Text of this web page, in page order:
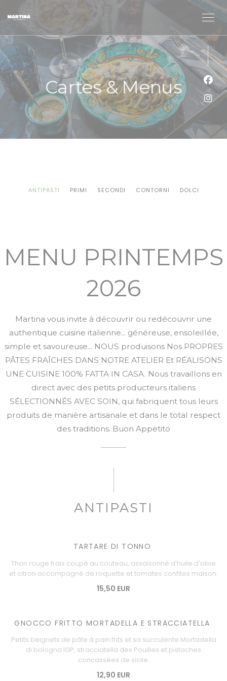
Cartes & Menus
ANTIPASTI PRIMI SECONDI CONTORNI DOLCI
MENU PRINTEMPS
2026
Martina vous invite à découvrir ou redécouvrir une
authentique cuisine italienne... généreuse, ensoleillée,
simple et savoureuse... NOUS produisons Nos PROPRES
PÂTES FRAÎCHES DANS NOTRE ATELIER Et RÉALISONS
UNE CUISINE 100% FATTA IN CASA. Nous travaillons en
direct avec des petits producteurs italiens
SÉLECTIONNÉS AVEC SOIN, qui fabriquent tous leurs
produits de manière artisanale et dans le total respect
des traditions. Buon Appetito
ANTIPASTI
TARTARE DI TONNO
Thon rouge frais coupé au couteau, assaisonné d'huile d'olive
et citron accompagné de roquette et tomates confites maison.
15,50 EUR
GNOCCO FRITTO MORTADELLA E STRACCIATELLA
Petits beignets de pâte à pain frits et sa succulente Mortadella
di bologna IGP, stracciatella des Pouilles et pistaches
concassées de sicile.
12,90 EUR